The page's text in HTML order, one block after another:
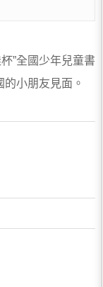
”全國少年兒童書
的小朋友見面。